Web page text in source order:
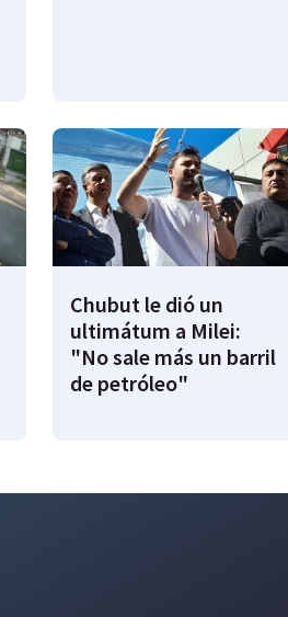
Chubut le dió un
ultimátum a Milei:
"No sale más un barril
de petróleo"